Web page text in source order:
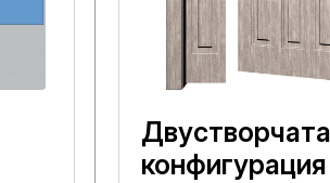
конфигурация